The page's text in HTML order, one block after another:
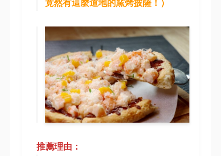
竟然有這麼道地的窯烤披薩！）
推薦理由：